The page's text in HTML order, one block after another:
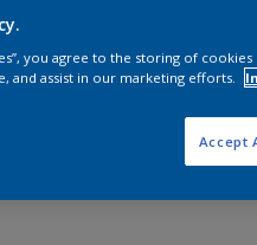
you agree to the storing of
and assist in our marketing efforts.
Accept